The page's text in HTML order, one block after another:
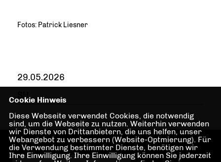
Fotos: Patrick Liesner
29.05.2026
SH
Cookie Hinweis
Diese Webseite verwendet Cookies, die notwendig
sind, um die Webseite zu nutzen. Weiterhin verwenden
wir Dienste von Drittanbietern, die uns helfen, unser
Webangebot zu verbessern (Website-Optmierung). Für
die Verwendung bestimmter Dienste, benötigen wir
Ihre Einwilligung. Ihre Einwilligung können Sie jederzeit